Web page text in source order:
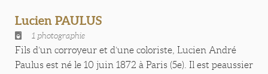
Lucien PAULUS
1 photographie
Fils d’un corroyeur et d’une coloriste, Lucien André
Paulus est né le 10 juin 1872 à Paris (5e). Il est peaussier